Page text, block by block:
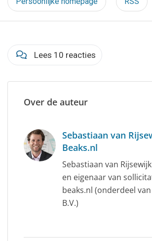
Lees 10 reacties
Over de auteur
Sebastiaan van
Beaks.nl
Sebastiaan van
en eigenaar van
beaks.nl (onderdeel
B.V.)